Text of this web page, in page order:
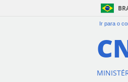
Ir para o